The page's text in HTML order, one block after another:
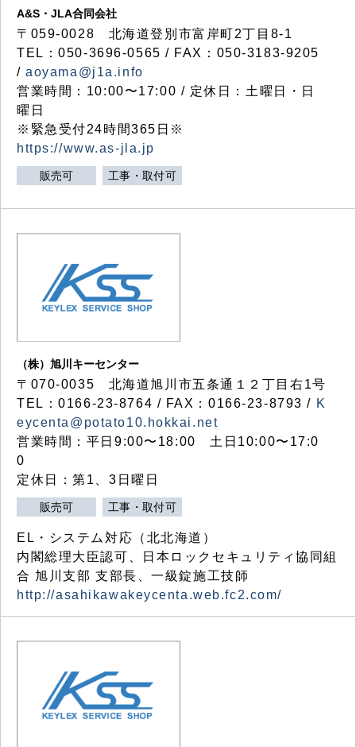
A&S・JLA合同会社
〒 059-0028 北海道登別市富岸町2丁目 8-1
TEL：050-3696-0565 / FAX：050-3183-9205
/aoyama@j1a.info
営業時間：10:00〜17:00 / 定休日：土曜日・日
曜日
※緊急受付24時間365日※
https://www.as-jla.jp
販売可 工事・取付可
（株）旭川キーセンター
〒070-0035 北海道旭川市五条通１２丁目右1号
TEL：0166-23-8764 / FAX：0166-23-8793 / K
eycenta@potato10.hokkai.net
営業時間：平日9:00〜18:00 土日10:00〜17:0
0
定休日：第1、3日曜日
販売可 工事・取付可
EL・システム対応（北北海道）
内閣総理大臣認可、日本ロックセキュリティ協同組
合 旭川支部 支部長、一級錠施工技師
http://asahikawakeycenta.web.fc2.com/